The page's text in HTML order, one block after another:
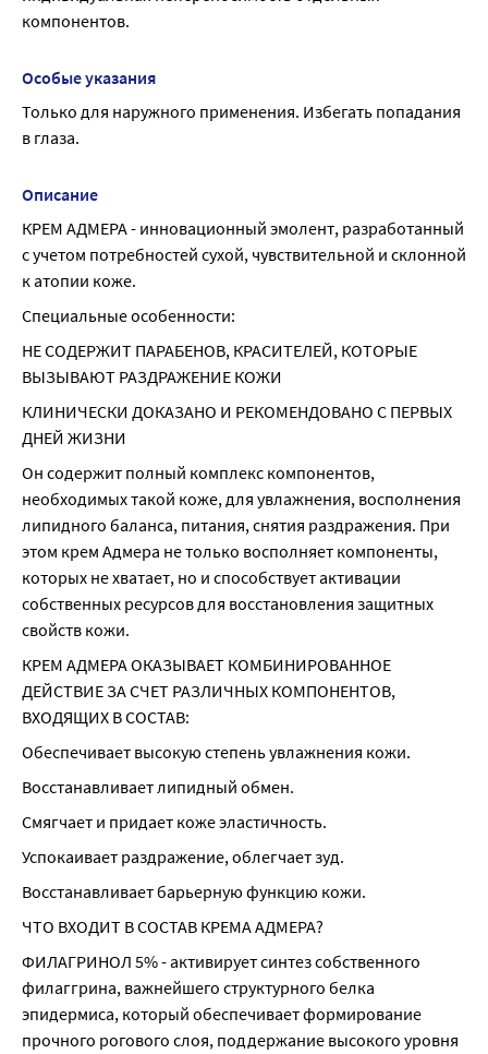
компонентов.
Особые указания
Только для наружного применения. Избегать попадания
в глаза.
Описание
КРЕМ АДМЕРА - инновационный эмолент, разработанный
с учетом потребностей сухой, чувствительной и склонной
к атопии коже.
Специальные особенности:
НЕ СОДЕРЖИТ ПАРАБЕНОВ, КРАСИТЕЛЕЙ, КОТОРЫЕ
ВЫЗЫВАЮТ РАЗДРАЖЕНИЕ КОЖИ
КЛИНИЧЕСКИ ДОКАЗАНО И РЕКОМЕНДОВАНО С ПЕРВЫХ
ДНЕЙ ЖИЗНИ
Он содержит полный комплекс компонентов,
необходимых такой коже, для увлажнения, восполнения
липидного баланса, питания, снятия раздражения. При
этом крем Адмера не только восполняет компоненты,
которых не хватает, но и способствует активации
собственных ресурсов для восстановления защитных
свойств кожи.
КРЕМ АДМЕРА ОКАЗЫВАЕТ КОМБИНИРОВАННОЕ
ДЕЙСТВИЕ ЗА СЧЕТ РАЗЛИЧНЫХ КОМПОНЕНТОВ,
ВХОДЯЩИХ В СОСТАВ:
Обеспечивает высокую степень увлажнения кожи.
Восстанавливает липидный обмен.
Смягчает и придает коже эластичность.
Успокаивает раздражение, облегчает зуд.
Восстанавливает барьерную функцию кожи.
ЧТО ВХОДИТ В СОСТАВ КРЕМА АДМЕРА?
ФИЛАГРИНОЛ 5% - активирует синтез собственного
филаггрина, важнейшего структурного белка
эпидермиса, который обеспечивает формирование
прочного рогового слоя, поддержание высокого уровня